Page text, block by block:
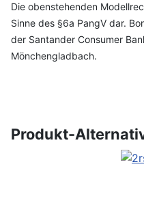
Die obenstehenden
Sinne des §6a PangV dar.
der Santander Consumer
Mönchengladbach.
Produkt-